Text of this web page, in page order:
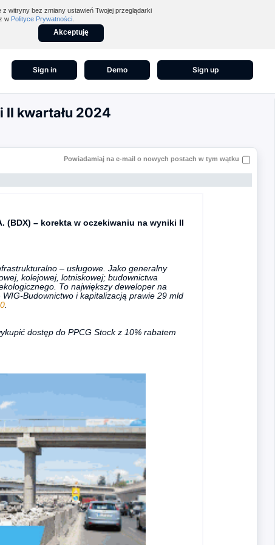
witryny bez zmiany ustawień Twojej przeglądarki
w Polityce Prywatności
Akceptuję
Sign in Demo Sign up
II kwartału 2024
Powiadamiaj na e-mail o nowych postach w tym wątku
(BDX) – korekta w oczekiwaniu na wyniki II
– usługowe. Jako generalny
kolejowej, lotniskowej; budownictwa
To największy deweloper na
Budownictwo i kapitalizacją prawie 29 mld
.
dostęp do PPCG Stock z 10% rabatem